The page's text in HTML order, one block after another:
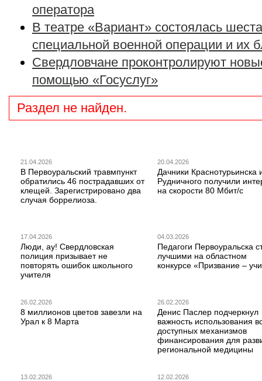
оператора
В театре «Вариант» состоялась
специальной военной операции и их
Свердловчане проконтролируют
помощью «Госуслуг»
Раздел не найден.
21.04.2026
В Первоуральский травмпункт
обратились 46 пострадавших от
клещей. Зарегистрировано два
случая боррелиоза.
20.04.2026
Дачники Краснотурьинска
Рудничного получили
на скорости 80 Мбит/с
17.04.2026
Люди, ау! Свердловская
полиция призывает не
повторять ошибок школьного
учителя
04.03.2026
Педагоги Первоуральска
лучшими на областном
конкурсе «Призвание –
26.02.2026
8 миллионов цветов завезли на
Урал к 8 Марта
26.02.2026
Денис Паслер подчеркнул
важность использования
доступных механизмов
финансирования для
региональной медицины
13.02.2026 12.02.2026